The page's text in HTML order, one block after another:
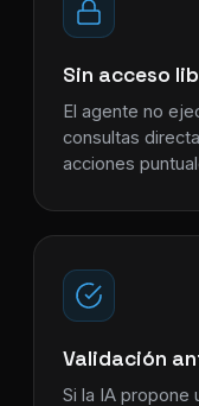
Sin acceso
El agente no
consultas
acciones
Validación
Si la IA propone